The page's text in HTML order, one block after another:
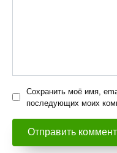
Сохранить моё имя,
последующих моих